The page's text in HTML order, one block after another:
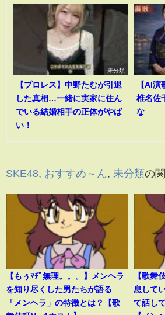
未分類
【プロレス】中野たむが引退
した真相…一緒に実家に住ん
でいる結婚相手の正体がやば
い！
【AI
椎名佐
な
SKE48, おすすめ～ん, 未分類の
【もぅﾏﾁﾞ無理。。。】メンヘラ
を知り尽くした男たちが語る
「メンヘラ」の特徴とは？【歌
【歌舞
息して
て話し